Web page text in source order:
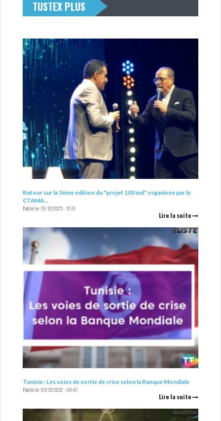
TUSTEX PLUS
Retour sur la 3ème édition du "projet 100 md" organisée par la
CTAMA...
Publié le:10/12/2025 - 12:31
Lire la suite
Tunisie : Les voies de sortie de crise selon la Banque Mondiale
Publié le:05/12/2022 - 08:47
Lire la suite